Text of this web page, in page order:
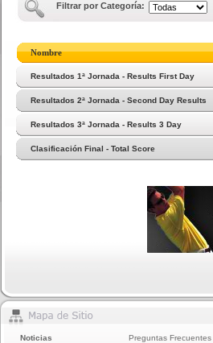
Filtrar por Categoría:
Nombre
Resultados 1ª Jornada - Results First Day
Resultados 2ª Jornada - Second Day Results
Resultados 3ª Jornada - Results 3 Day
Clasificación Final - Total Score
Noticias
Preguntas Frecuentes